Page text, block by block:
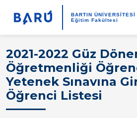
BARTIN ÜNİVERSİTESİ
Eğitim Fakültesi
2021-2022 Güz
Öğretmenliği
Yetenek Sınavına
Öğrenci Listesi